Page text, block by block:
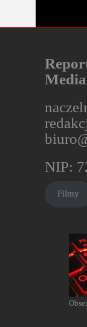
Media
NIP:
Filmy